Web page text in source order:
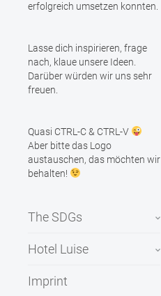
erfolgreich umsetzen konnten.
Lasse dich inspirieren, frage
nach, klaue unsere Ideen.
Darüber würden wir uns sehr
freuen.
Quasi CTRL-C & CTRL-V
Aber bitte das Logo
austauschen, das möchten wir
behalten!
The SDGs
Hotel Luise
Imprint